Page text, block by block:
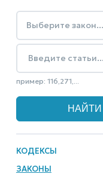
пример: 116,271,...
КОДЕКСЫ
ЗАКОНЫ